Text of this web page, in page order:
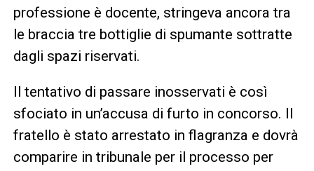
professione è docente, stringeva ancora tra
le braccia tre bottiglie di spumante sottratte
dagli spazi riservati.
Il tentativo di passare inosservati è così
sfociato in un’accusa di furto in concorso. Il
fratello è stato arrestato in flagranza e dovrà
comparire in tribunale per il processo per